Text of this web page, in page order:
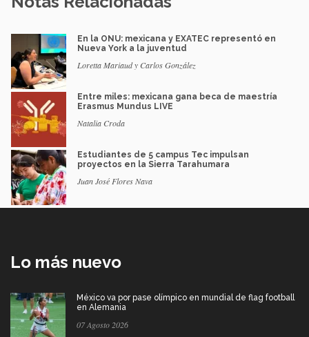
En la ONU: mexicana y EXATEC representó en
Nueva York a la juventud
Loretta Mariaud y Carlos González
Entre miles: mexicana gana beca de maestría
Erasmus Mundus LIVE
Natalia Croda
Estudiantes de 5 campus Tec impulsan
proyectos en la Sierra Tarahumara
Juan José Flores Nava
Lo más nuevo
México va por pase olímpico en mundial de flag football
en Alemania
07 Agosto 2026